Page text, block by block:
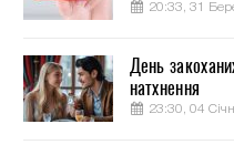
20:33, 31
День
натхнення
23:30, 04